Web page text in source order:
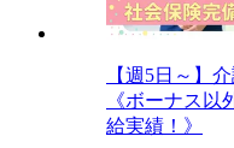
【週5日～】
《ボーナス以
給実績！》